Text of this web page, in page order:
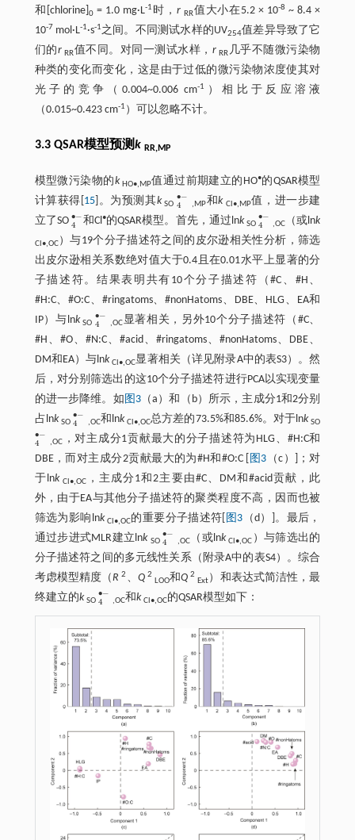
和[chlorine] 0= 1.0 mg·L-1 时， r RR值大小在5.2 × 10-8 ~ 8.4 ×
10-7 mol·L-1·s-1之间。不同测试水样的UV254值差异导致了它
们的r RR值不同。对同一测试水样， r RR几乎不随微污染物
种类的变化而变化，这是由于过低的微污染物浓度使其对
光子的竞争（0.004~0.006 cm-1
）相比于反应溶液
（0.015~0.423 cm-1 ）可以忽略不计。
3.3 QSAR模型预测k RR,MP
模型微污染物的k HO•,MP值通过前期建立的HO•的QSAR模型
计算获得[ 15 ]。为预测其k SO
∙−
4
4 ,MP和k Cl•,MP值，进一步建
立了SO ∙−
4
4 -和Cl•的QSAR模型。首先，通过lnk SO
∙−
4
4 ,OC （或lnk
Cl•,OC）与19个分子描述符之间的皮尔逊相关性分析，筛选
出皮尔逊相关系数绝对值大于0.4且在0.01水平上显著的分
子描述符。结果表明共有10个分子描述符（#C、#H、
#H:C、#O:C、#ringatoms、#nonHatoms、DBE、HLG、EA和
IP）与lnk SO
∙−
4
4 ,OC显著相关，另外10个分子描述符（#C、
#H、#O、#N:C、#acid、#ringatoms、#nonHatoms、DBE、
DM和EA）与lnk Cl•,OC显著相关（详见附录A中的表S3）。然
后，对分别筛选出的这10个分子描述符进行PCA以实现变量
的进一步降维。如 图3（a）和（b）所示，主成分1和2分别
占lnk SO
∙−
4
4 ,OC和lnk Cl•,OC总方差的73.5%和85.6%。对于lnk SO
∙−
4
4 ,OC，对主成分1贡献最大的分子描述符为HLG、#H:C和
DBE，而对主成分2贡献最大的为#H和#O:C [
图3 （c）]；对
于lnk Cl•,OC，主成分1和2主要由#C、DM和#acid贡献，此
外，由于EA与其他分子描述符的聚类程度不高，因而也被
筛选为影响lnk Cl•,OC的重要分子描述符[ 图3 （d）]。最后，
通过步进式MLR建立lnk SO
∙−
4
4 ,OC（或lnk Cl•,OC ）与筛选出的
分子描述符之间的多元线性关系（附录A中的表S4）。综合
考虑模型精度（R 2 、 Q 2
LOO和Q 2
Ext）和表达式简洁性，最
终建立的k SO
∙−
4
4 ,OC和k Cl•,OC的QSAR模型如下：